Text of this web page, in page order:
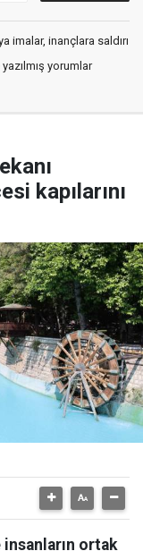
imalar, inançlara saldırı
yorumlar
kapılarını
insanların ortak